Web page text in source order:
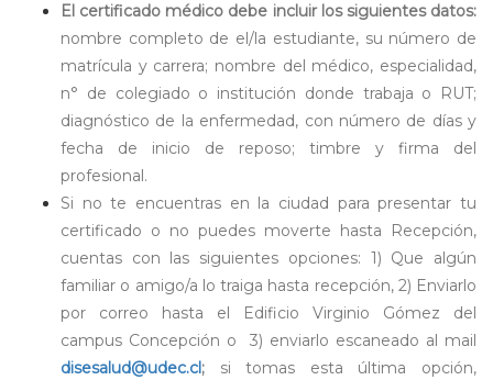
El certificado médico debe incluir los siguientes datos:
nombre completo de el/la estudiante, su número de
matrícula y carrera; nombre del médico, especialidad,
n° de colegiado o institución donde trabaja o RUT;
diagnóstico de la enfermedad, con número de días y
fecha de inicio de reposo; timbre y firma del
profesional.
Si no te encuentras en la ciudad para presentar tu
certificado o no puedes moverte hasta Recepción,
cuentas con las siguientes opciones: 1) Que algún
familiar o amigo/a lo traiga hasta recepción, 2) Enviarlo
por correo hasta el Edificio Virginio Gómez del
campus Concepción o 3) enviarlo escaneado al mail
disesalud@udec.cl; si tomas esta última opción,